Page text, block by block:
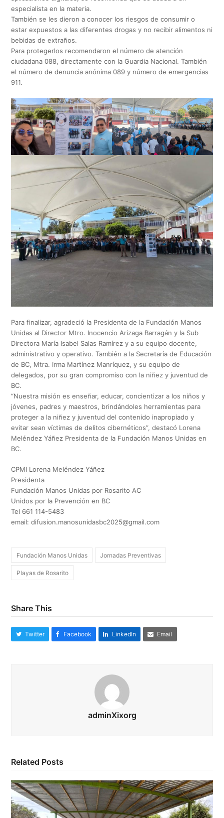
especialista en la materia.
También se les dieron a conocer los riesgos de consumir o
estar expuestos a las diferentes drogas y no recibir alimentos ni
bebidas de extraños.
Para protegerlos recomendaron el número de atención
ciudadana 088, directamente con la Guardia Nacional. También
el número de denuncia anónima 089 y número de emergencias
911.
Para finalizar, agradeció la Presidenta de la Fundación Manos
Unidas al Director Mtro. Inocencio Arizaga Barragán y la Sub
Directora María Isabel Salas Ramírez y a su equipo docente,
administrativo y operativo. También a la Secretaría de Educación
de BC, Mtra. Irma Martínez Manríquez, y su equipo de
delegados, por su gran compromiso con la niñez y juventud de
BC.
“Nuestra misión es enseñar, educar, concientizar a los niños y
jóvenes, padres y maestros, brindándoles herramientas para
proteger a la niñez y juventud del contenido inapropiado y
evitar sean víctimas de delitos cibernéticos”, destacó Lorena
Meléndez Yáñez Presidenta de la Fundación Manos Unidas en
BC.
CPMI Lorena Meléndez Yáñez
Presidenta
Fundación Manos Unidas por Rosarito AC
Unidos por la Prevención en BC
Tel 661 114-5483
email:difusion.manosunidasbc2025@gmail.com
Fundación Manos Unidas Jornadas Preventivas
Playas de Rosarito
Share This
Twitter Facebook LinkedIn Email
adminXixorg
Related Posts